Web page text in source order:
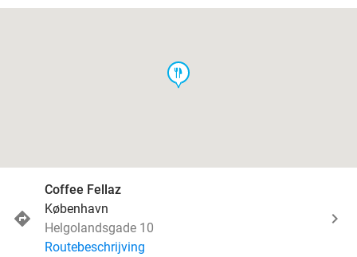
food
Coffee Fellaz
København
Helgolandsgade 10
Routebeschrijving